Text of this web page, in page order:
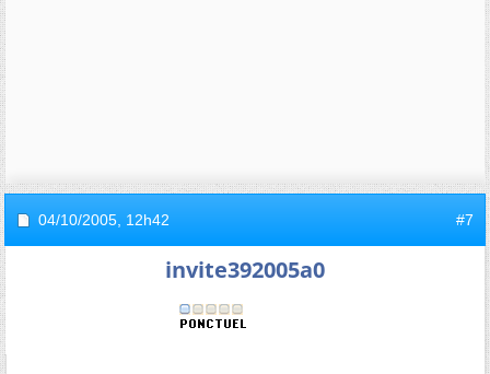
04/10/2005, 12h42 #7
invite392005a0